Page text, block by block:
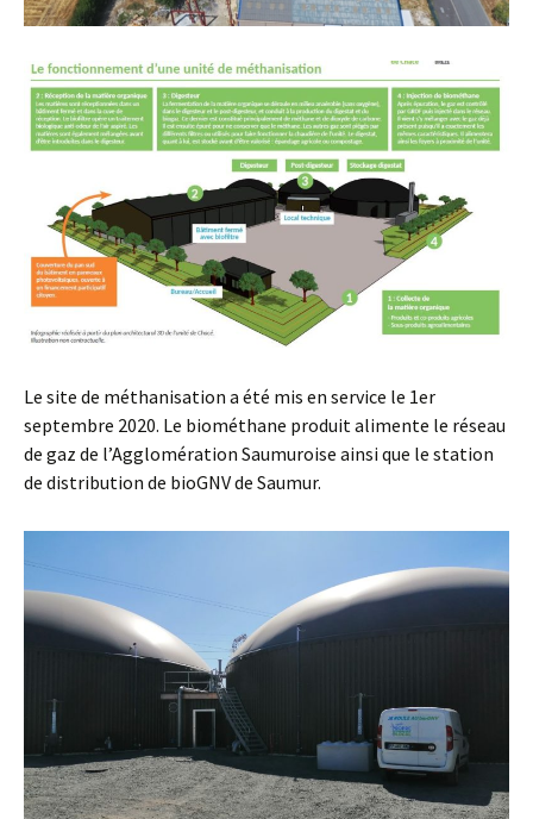
Le site de méthanisation a été mis en service le 1er
septembre 2020. Le biométhane produit alimente le réseau
de gaz de l’Agglomération Saumuroise ainsi que le station
de distribution de bioGNV de Saumur.